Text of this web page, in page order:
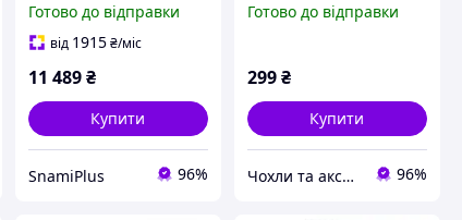
Готово до відправки
від 1915 ₴/міс
11 489 ₴
Купити
SnamiPlus 96%
відділом для карт та
Готово до відправки
299₴
Купити
Чохли та аксесуари | Mob4 96%